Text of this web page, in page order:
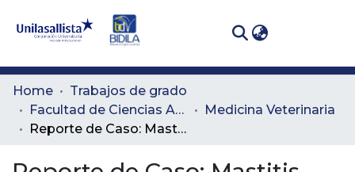
Communities
& Collections
All of DSpace
Home
Trabajos de grado
Facultad de Ciencias Administrativas y Agropecuarias
Medicina Veterinaria
Reporte de Caso: Mastitis clínica por Staphylococcus sciuri en vaca de raza Girolando en Necoclí, Antioquia.